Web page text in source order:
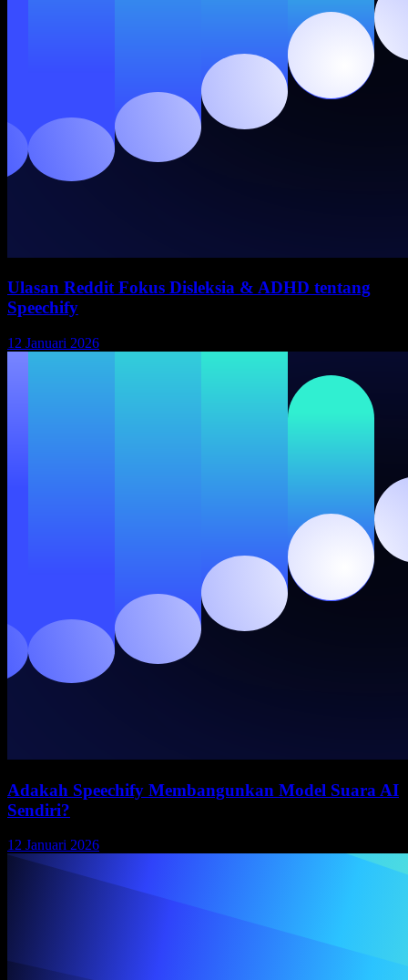
Ulasan Reddit Fokus Disleksia & ADHD tentang
Speechify
12 Januari 2026
Adakah Speechify Membangunkan Model Suara AI
Sendiri?
12 Januari 2026